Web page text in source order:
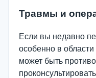
Травмы и
Если вы недавно
особенно в
может быть